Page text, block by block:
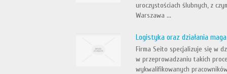
uroczystościach ślubnych, z
Warszawa ...
Logistyka oraz działania
Firma Seito specjalizuje się w
w przeprowadzaniu takich
wykwalifikowanych